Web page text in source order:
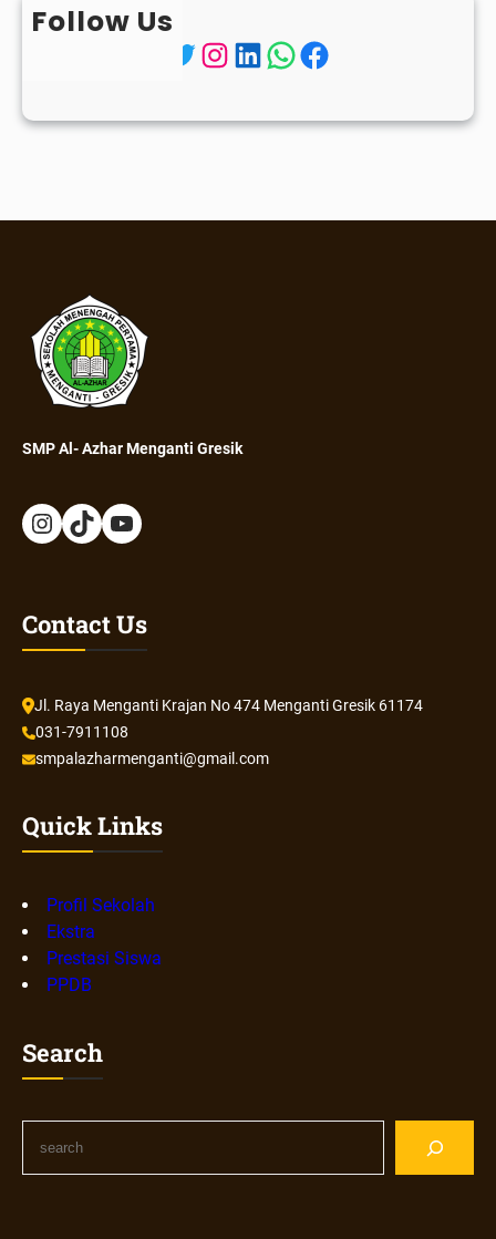
Follow Us
SMP Al- Azhar Menganti Gresik
Contact Us
Jl. Raya Menganti Krajan No 474 Menganti Gresik 61174
031-7911108
smpalazharmenganti@gmail.com
Quick Links
Profil Sekolah
Ekstra
Prestasi Siswa
PPDB
Search